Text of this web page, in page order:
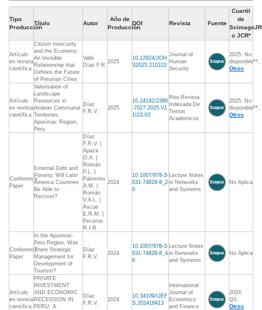
Tipo
Producción
Título Autor
Año de
Producción
DOI Revista Fuente
Cuartil
de
ScimagoJR
o JCR*
Artículo
en revista
científica
Citizen Insecurity
and the Economy:
An Invisible
Relationship that
Defines the Future
of Peruvian Cities
Valle
Díaz F.R.
2025
10.12924/JOH
S2025.210222
Journal of
Human
Security
2025: No
disponible**,
Otros
Artículo
en revista
científica
Valorisation of
Landscape
Resources in
Andean Communal
Territories,
Apurímac Region,
Peru
Díaz
F.R.V.
2025
10.24192/2386
-7027.2025.V1
1I23.03
Rita Revista
Indexada De
Textos
Academicos
2025: No
disponible**,
Otros
Conference
Paper
External Debt and
Poverty, Will Latin
America Countries
Be Able to
Recover?
Díaz
F.R.V. |
Apaza
O.A. |
Román
P.L. |
Palomino
A.M. |
Román
V.A.L. |
Ascue
E.R.M. |
Peceros
R.I.R.
2024
10.1007/978-3-
031-74828-8_2
0
Lecture Notes
in Networks
and Systems
No Aplica
Conference
Paper
In the Apurimac-
Peru Region, Was
There Strategic
Management for
Development of
Tourism?
Díaz
F.R.V.
2024
10.1007/978-3-
031-74828-8_4
6
Lecture Notes
in Networks
and Systems
No Aplica
Artículo
en revista
científica
PRIVATE
INVESTMENT
AND ECONOMIC
RECESSION IN
PERU: A
Díaz
F.R.V.
2024
10.34109/IJEF
S.202416413
International
Journal of
Economics
and Finance
2024:
Q3,
Otros